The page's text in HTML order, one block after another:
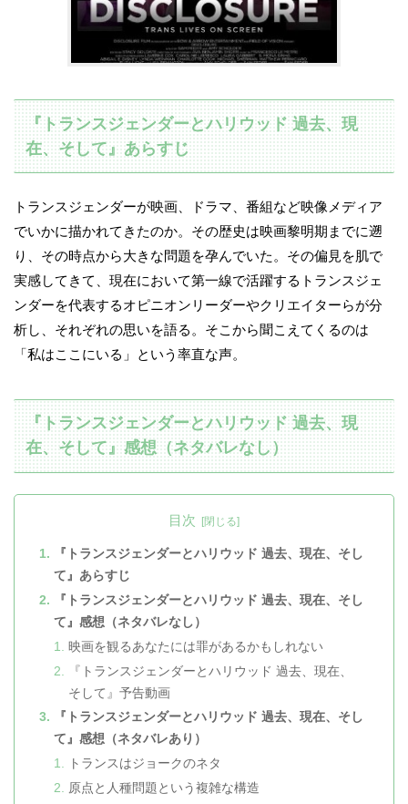
『トランスジェンダーとハリウッド 過去、現
在、そして』あらすじ
トランスジェンダーが映画、ドラマ、番組など映像メディア
でいかに描かれてきたのか。その歴史は映画黎明期までに遡
り、その時点から大きな問題を孕んでいた。その偏見を肌で
実感してきて、現在において第一線で活躍するトランスジェ
ンダーを代表するオピニオンリーダーやクリエイターらが分
析し、それぞれの思いを語る。そこから聞こえてくるのは
「私はここにいる」という率直な声。
『トランスジェンダーとハリウッド 過去、現
在、そして』感想（ネタバレなし）
目次
『トランスジェンダーとハリウッド 過去、現在、そし
て』あらすじ
『トランスジェンダーとハリウッド 過去、現在、そし
て』感想（ネタバレなし）
映画を観るあなたには罪があるかもしれない
『トランスジェンダーとハリウッド 過去、現在、
そして』予告動画
『トランスジェンダーとハリウッド 過去、現在、そし
て』感想（ネタバレあり）
トランスはジョークのネタ
原点と人種問題という複雑な構造